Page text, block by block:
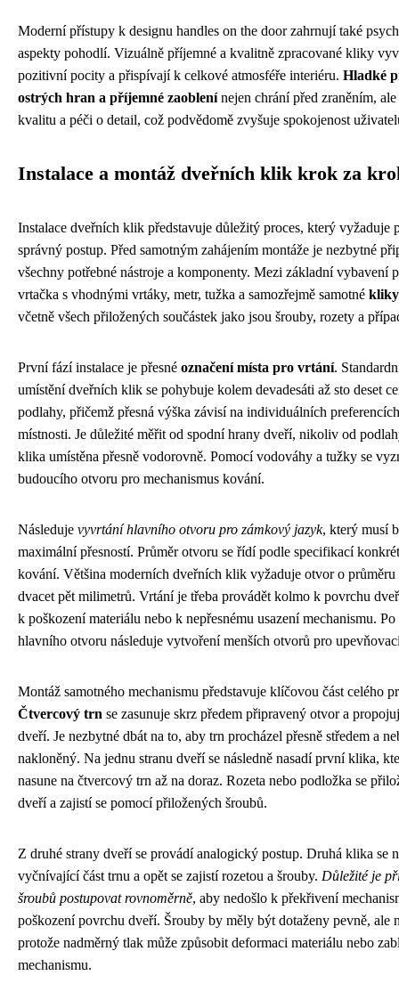
Moderní přístupy k designu handles on the door zahrnují také
aspekty pohodlí. Vizuálně příjemné a kvalitně zpracované kliky
pozitivní pocity a přispívají k celkové atmosféře interiéru. Hladké
ostrých hran a příjemné zaoblenínejen chrání před zraněním,
kvalitu a péči o detail, což podvědomě zvyšuje spokojenost
Instalace a montáž dveřních klik krok za
Instalace dveřních klik představuje důležitý proces, který vyžaduje
správný postup. Před samotným zahájením montáže je nezbytné
všechny potřebné nástroje a komponenty. Mezi základní vybavení
vrtačka s vhodnými vrtáky, metr, tužka a samozřejmě samotné
včetně všech přiložených součástek jako jsou šrouby, rozety a
První fází instalace je přesné označení místa pro vrtání.
umístění dveřních klik se pohybuje kolem devadesáti až sto deset
podlahy, přičemž přesná výška závisí na individuálních
místnosti. Je důležité měřit od spodní hrany dveří, nikoliv od
klika umístěna přesně vodorovně. Pomocí vodováhy a tužky se
budoucího otvoru pro mechanismus kování.
Následuje vyvrtání hlavního otvoru pro zámkový jazyk, který musí
maximální přesností. Průměr otvoru se řídí podle specifikací
kování. Většina moderních dveřních klik vyžaduje otvor o průměru
dvacet pět milimetrů. Vrtání je třeba provádět kolmo k povrchu
k poškození materiálu nebo k nepřesnému usazení mechanismu.
hlavního otvoru následuje vytvoření menších otvorů pro
Montáž samotného mechanismu představuje klíčovou část celého
Čtvercový trn se zasunuje skrz předem připravený otvor a
dveří. Je nezbytné dbát na to, aby trn procházel přesně středem a
nakloněný. Na jednu stranu dveří se následně nasadí první klika,
nasune na čtvercový trn až na doraz. Rozeta nebo podložka se
dveří a zajistí se pomocí přiložených šroubů.
Z druhé strany dveří se provádí analogický postup. Druhá klika se
vyčnívající část trnu a opět se zajistí rozetou a šrouby. Důležité je
šroubů postupovat rovnoměrně, aby nedošlo k překřivení
poškození povrchu dveří. Šrouby by měly být dotaženy pevně, ale
protože nadměrný tlak může způsobit deformaci materiálu nebo
mechanismu.